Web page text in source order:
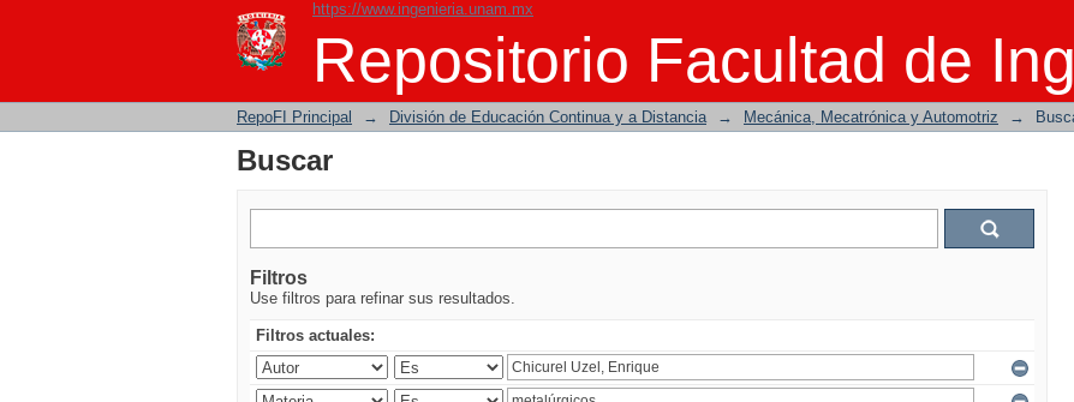
https://www.ingenieria.unam.mx
Repositorio Facultad de
Buscar
RepoFI Principal → División de Educación Continua y a Distancia → Mecánica, Mecatrónica y Automotriz →
Buscar
Filtros
Use filtros para refinar sus resultados.
Filtros actuales: